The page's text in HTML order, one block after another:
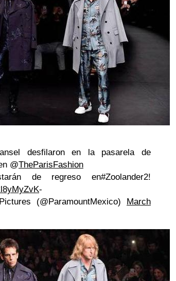
desfilaron en la pasarela de
@TheParisFashion
de regreso en#Zoolander2!
-
(@ParamountMexico) March